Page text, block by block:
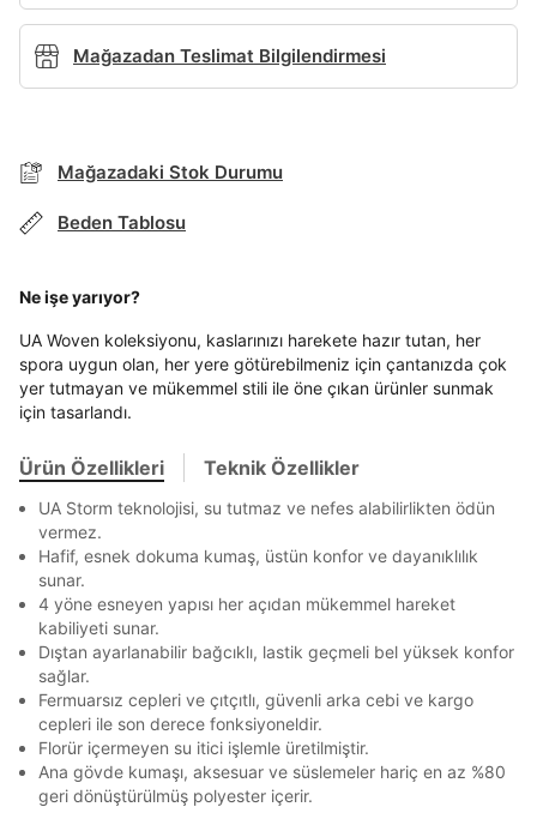
TAKSİT SEÇENEKLERİ
Banka
İşbankası Maximum
Akbank Axess 4
Ziraat Bankası
Kapat
Mağazadan Teslimat Bilgilendirmesi
Mağazadaki Stok Durumu
Beden Tablosu
Ne işe yarıyor?
UA Woven koleksiyonu, kaslarınızı harekete hazır tutan, her
spora uygun olan, her yere götürebilmeniz için çantanızda çok
yer tutmayan ve mükemmel stili ile öne çıkan ürünler sunmak
için tasarlandı.
Ürün Özellikleri Teknik Özellikler
UA Storm teknolojisi, su tutmaz ve nefes alabilirlikten ödün
vermez.
Hafif, esnek dokuma kumaş, üstün konfor ve dayanıklılık
sunar.
4 yöne esneyen yapısı her açıdan mükemmel hareket
kabiliyeti sunar.
Dıştan ayarlanabilir bağcıklı, lastik geçmeli bel yüksek konfor
sağlar.
Fermuarsız cepleri ve çıtçıtlı, güvenli arka cebi ve kargo
cepleri ile son derece fonksiyoneldir.
Florür içermeyen su itici işlemle üretilmiştir.
Ana gövde kumaşı, aksesuar ve süslemeler hariç en az %80
geri dönüştürülmüş polyester içerir.
Beden Seçin
Mağazada Bul
Kapat
Stok Bildirimi
Ürün stoklara geldiğindemail adresinize
Siparişinizin durumu hakkında bilgi alabilmek için
E-posta Adresi *
Sipariş Numaranız *
Telefon Numarası*
Şifre*
Bir rakam
Bir büyük harf
En az 1 özel karakter
Kişisel verileriniz
Aydınlatma Metni,Hüküm ve Koşullar
Perakende Satış Giyim ve Aksesuar Ticaret A.Ş.
tarafından ticari elektronik ileti gönderilmesi amacıyla
işlenmesini kabul ediyorum.
E-mail
Çağrı Merkezi / Arama
Aksesuar Ticaret A.Ş. bünyesinde yer alan
markalara ait ürünlerin bana özel pazarlanması ve
Doğuş Grubu şirketlerinde bulunan pazarlama
verilerimin kişiselleştirilmiş reklamcılık faaliyeti
amacıyla işlenmesini kabul ediyorum.
SMS Onay Kodu
ile gelen kodu girerek telefon numaranızı doğrulayın.
SMS Onay Kodu
ile gelen kodu girerek telefon numaranızı doğrulayın.